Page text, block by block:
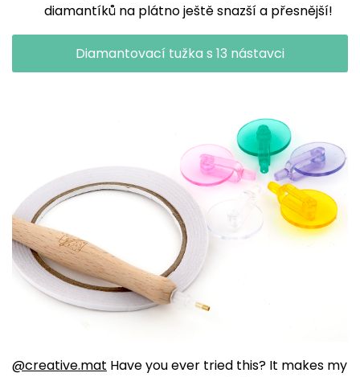
diamantíků na plátno ještě snazší a přesnější!
Diamantovací tužka s 13 nástavci
@creative.mat Have you ever tried this? It makes my